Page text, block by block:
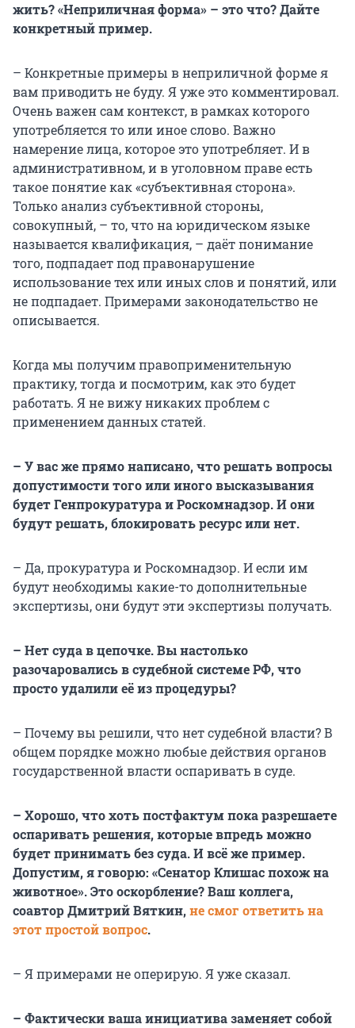
жить? «Неприличная форма» – это что? Дайте
конкретный пример.
– Конкретные примеры в неприличной форме я
вам приводить не буду. Я уже это комментировал.
Очень важен сам контекст, в рамках которого
употребляется то или иное слово. Важно
намерение лица, которое это употребляет. И в
административном, и в уголовном праве есть
такое понятие как «субъективная сторона».
Только анализ субъективной стороны,
совокупный, – то, что на юридическом языке
называется квалификация, – даёт понимание
того, подпадает под правонарушение
использование тех или иных слов и понятий, или
не подпадает. Примерами законодательство не
описывается.
Когда мы получим правоприменительную
практику, тогда и посмотрим, как это будет
работать. Я не вижу никаких проблем с
применением данных статей.
– У вас же прямо написано, что решать вопросы
допустимости того или иного высказывания
будет Генпрокуратура и Роскомнадзор. И они
будут решать, блокировать ресурс или нет.
– Да, прокуратура и Роскомнадзор. И если им
будут необходимы какие-то дополнительные
экспертизы, они будут эти экспертизы получать.
– Нет суда в цепочке. Вы настолько
разочаровались в судебной системе РФ, что
просто удалили её из процедуры?
– Почему вы решили, что нет судебной власти? В
общем порядке можно любые действия органов
государственной власти оспаривать в суде.
– Хорошо, что хоть постфактум пока разрешаете
оспаривать решения, которые впредь можно
будет принимать без суда. И всё же пример.
Допустим, я говорю: «Сенатор Клишас похож на
животное». Это оскорбление? Ваш коллега,
соавтор Дмитрий Вяткин,не смог ответить на
этот простой вопрос.
– Я примерами не оперирую. Я уже сказал.
– Фактически ваша инициатива заменяет собой